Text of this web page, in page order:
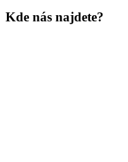
Kde nás najdete?